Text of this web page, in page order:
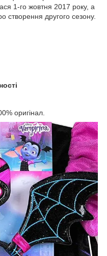
1-го жовтня 2017 року, а
створення другого сезону.
оригінал.